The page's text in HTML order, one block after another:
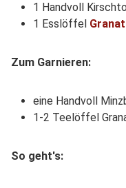
1 Handvoll
1 Esslöffel
Zum Garnieren:
eine Handvoll
1-2 Teelöffel
So geht's: